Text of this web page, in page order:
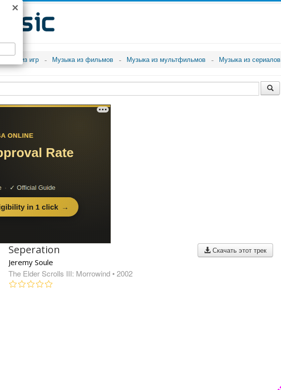
Музыка из игр Музыка из фильмов Музыка из мультфильмов Музыка из сериалов
Скачать этот трек
Seperation
Jeremy Soule
The Elder Scrolls III: Morrowind • 2002